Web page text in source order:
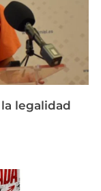
legalidad